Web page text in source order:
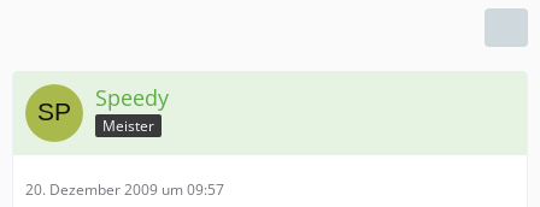
Speedy
Meister
20. Dezember 2009 um 09:57